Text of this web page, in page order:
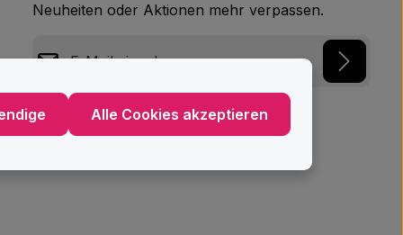
Neuheiten oder Aktionen mehr verpassen.
Datenschutz
Ich habe dieDatenschutzbestimmungen
Alle Cookies akzeptieren